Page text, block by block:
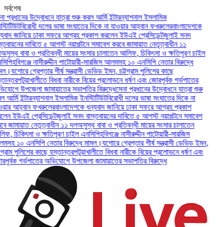
সর্বশেষ
উদ্বোধনে যাত্রা শুরু করল আর্মি ইন্টারন্যাশনাল ইসলামিক
বিরোধী দলের ভাষা সংঘাতের দিকে না যাওয়ার আহ্বান ফখরুলেরবাংলাদেশকে
জানিয়ে ঢাকা সফরে আগ্রহ প্রকাশ করলেন ইউএই প্রেসিডেন্টজুলাই সনদ
দাবিতে ৫ আগস্ট নয়াপল্টনে সমাবেশ করবে জামায়াত নেতৃত্বাধীন ১১
বাবা ও প্রতিবন্ধী মায়ের সংসার চালাতেন আলিফ, চিকিৎসা ও ক্ষতিপূরণ চাইল
হবিগঞ্জে নাসীরুদ্দীন পাটোয়ারী-সারজিস আলমসহ ১০ এনসিপি নেতার বিরুদ্ধে
যশোরে গ্রেপ্তার শীর্ষ সন্ত্রাসী ডেভিড ইমন, চট্টগ্রাম পুলিশের কাছে
পটুয়াখালীতে বিধবা নারীকে বিয়ের প্রলোভনে ধর্ষণ এবং জোরপূর্বক গর্ভপাতের
উপজেলা জামায়াতের সভাপতির বিরুদ্ধেসেনা প্রধানের উদ্বোধনে যাত্রা শুরু
ইন্টারন্যাশনাল ইসলামিক ইনস্টিটিউটবিরোধী দলের ভাষা সংঘাতের দিকে না
আহ্বান ফখরুলেরবাংলাদেশকে ধন্যবাদ জানিয়ে ঢাকা সফরে আগ্রহ প্রকাশ
ইউএই প্রেসিডেন্টজুলাই সনদ বাস্তবায়নের দাবিতে ৫ আগস্ট নয়াপল্টনে সমাবেশ
নেতৃত্বাধীন ১১ দলঅসুস্থ বাবা ও প্রতিবন্ধী মায়ের সংসার চালাতেন
চিকিৎসা ও ক্ষতিপূরণ চাইল এনসিপিহবিগঞ্জে নাসীরুদ্দীন পাটোয়ারী-সারজিস
১০ এনসিপি নেতার বিরুদ্ধে মামল।যশোরে গ্রেপ্তার শীর্ষ সন্ত্রাসী ডেভিড ইমন,
পুলিশের কাছে হস্তান্তরপটুয়াখালীতে বিধবা নারীকে বিয়ের প্রলোভনে ধর্ষণ এবং
গর্ভপাতের অভিযোগে উপজেলা জামায়াতের সভাপতির বিরুদ্ধে